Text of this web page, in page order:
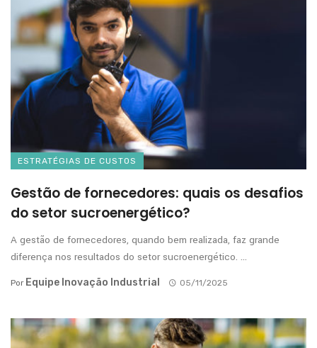
ESTRATÉGIAS DE CUSTOS
Gestão de fornecedores: quais os desafios
do setor sucroenergético?
A gestão de fornecedores, quando bem realizada, faz grande
diferença nos resultados do setor sucroenergético. ...
Por Equipe Inovação Industrial 05/11/2025